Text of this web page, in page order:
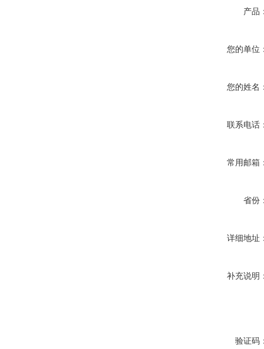
产品
您的单位
您的姓名
联系电话
常用邮箱
省份
详细地址
补充说明
验证码